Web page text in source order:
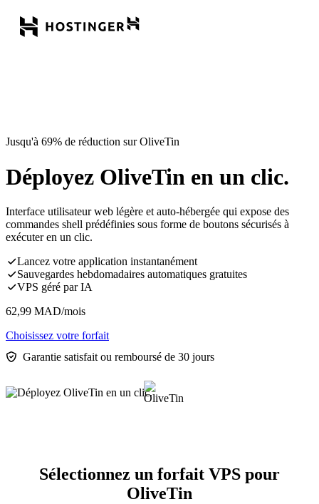
Jusqu'à 69% de réduction sur OliveTin
Déployez OliveTin en un clic.
Interface utilisateur web légère et auto-hébergée qui expose des
commandes shell prédéfinies sous forme de boutons sécurisés à
exécuter en un clic.
Lancez votre application instantanément
Sauvegardes hebdomadaires automatiques gratuites
VPS géré par IA
62,99 MAD/mois
Choisissez votre forfait
Garantie satisfait ou remboursé de 30 jours
Sélectionnez un forfait VPS pour
OliveTin